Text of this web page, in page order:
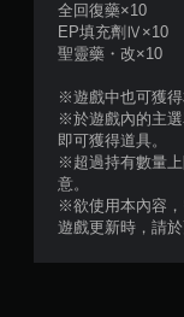
全回復藥×10
EP填充劑Ⅳ×10
聖靈藥・改×10
※遊戲中也可獲得
※於遊戲內的主選
即可獲得道具。
※超過持有數量
意。
※欲使用本內容
遊戲更新時，請於